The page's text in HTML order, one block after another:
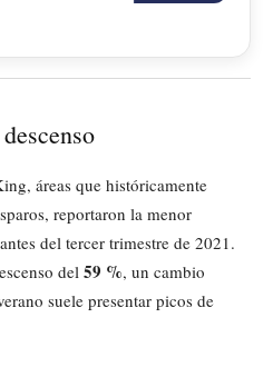
áreas que históricamente
reportaron la menor
del tercer trimestre de 2021.
del 59 %, un cambio
suele presentar picos de